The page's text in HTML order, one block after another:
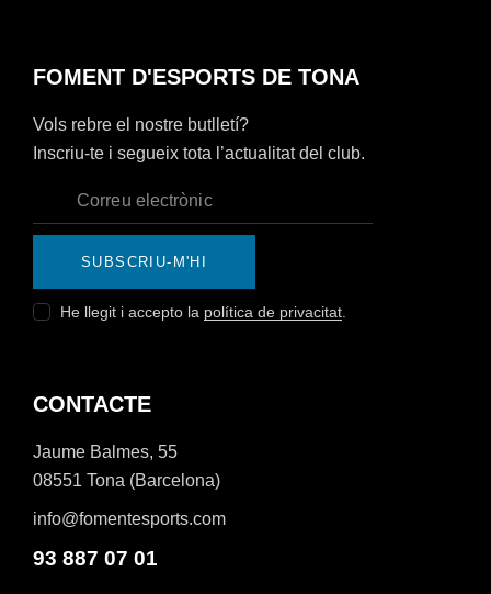
FOMENT D'ESPORTS DE TONA
Vols rebre el nostre butlletí?
Inscriu-te i segueix tota l’actualitat del club.
SUBSCRIU-M'HI
He llegit i accepto la política de privacitat
CONTACTE
Jaume Balmes, 55
08551 Tona (Barcelona)
info@fomentesports.com
93 887 07 01